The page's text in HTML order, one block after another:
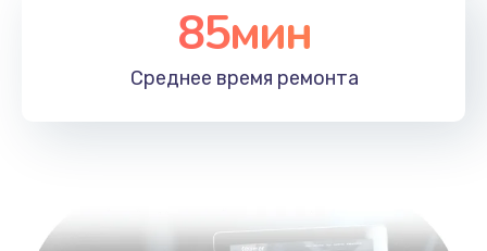
85мин
Среднее время ремонта